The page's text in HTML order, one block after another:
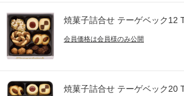
焼菓子詰合せ テーゲベック12
会員価格は会員様のみ公開
焼菓子詰合せ テーゲベック20